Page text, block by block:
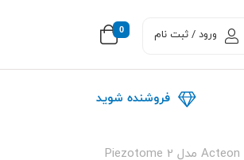
0 ورود / ثبت نام
فروشنده شوید